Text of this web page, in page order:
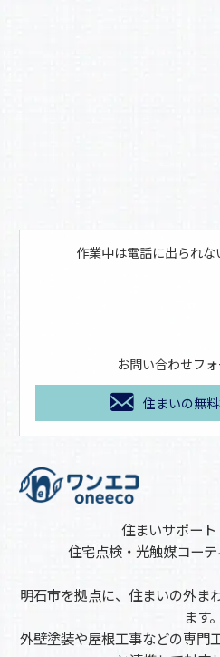
作業中は電話に出られ
お問い合わせフ
住まいの無
住まいサポー
住宅点検・光触媒コー
明石市を拠点に、住まいの外ま
ます。
外壁塗装や屋根工事などの専門